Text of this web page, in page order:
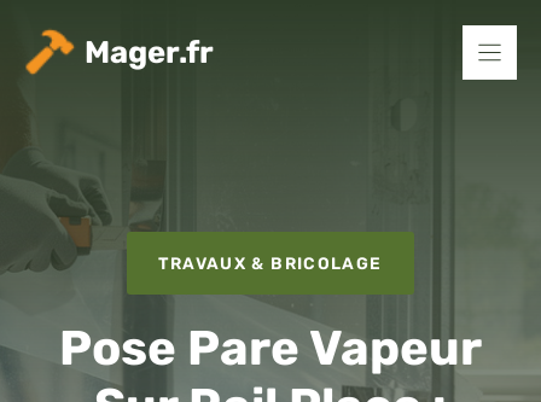
contenu
Mager.fr
TRAVAUX & BRICOLAGE
Pose Pare Vapeur